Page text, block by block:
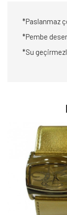
*Paslanmaz
*Pembe
*Su